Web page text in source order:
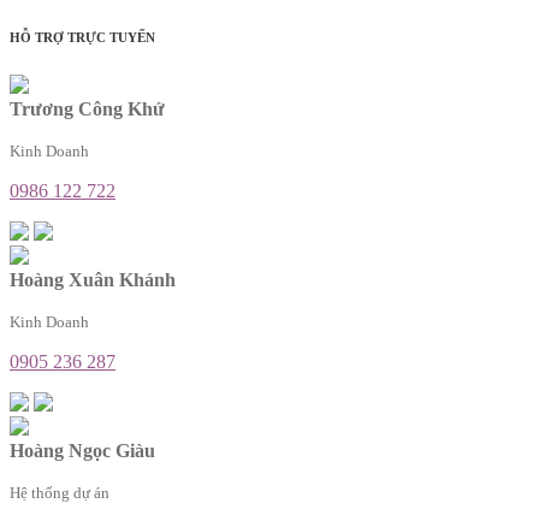
HỖ TRỢ TRỰC TUYẾN
Trương Công Khứ
Kinh Doanh
0986 122 722
Hoàng Xuân Khánh
Kinh Doanh
0905 236 287
Hoàng Ngọc Giàu
Hệ thống dự án